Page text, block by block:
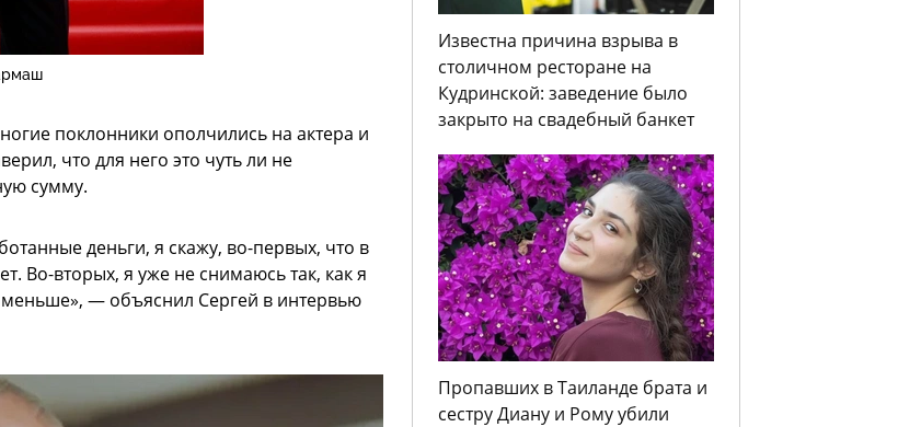
поклонники ополчились на актера и
что для него это чуть ли не
сумму.
деньги, я скажу, во-первых, что в
Во-вторых, я уже не снимаюсь так, как я
меньше», — объяснил Сергей в интервью
Известна причина взрыва в
столичном ресторане на
Кудринской: заведение было
закрыто на свадебный банкет
Пропавших в Таиланде брата и
сестру Диану и Рому убили